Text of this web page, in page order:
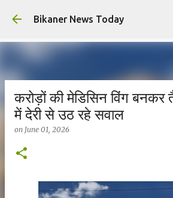
Skip to main content
Bikaner News Today
करोड़ों की मेडिसिन विंग बनकर
में देरी से उठ रहे सवाल
on June 01, 2026